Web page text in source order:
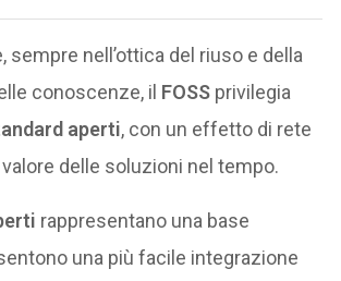
sempre nell’ottica del riuso e della
conoscenze, il FOSS privilegia
aperti, con un effetto di rete
delle soluzioni nel tempo.
rappresentano una base
una più facile integrazione